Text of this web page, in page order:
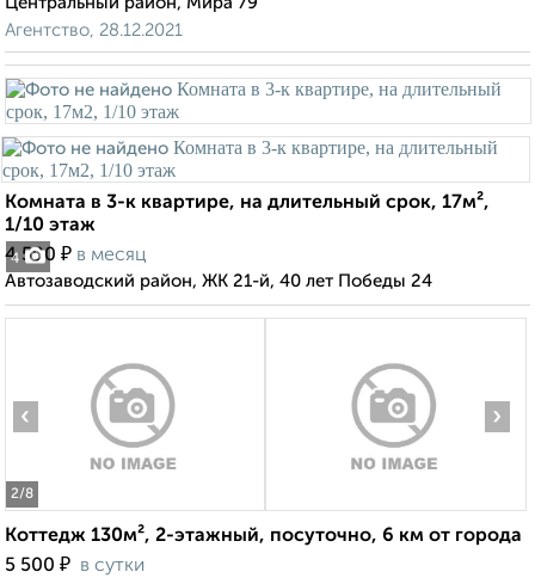
Агентство, 28.12.2021
4
Комната в 3-к квартире, на длительный срок, 17м²,
1/10 этаж
4 500 ₽ в месяц
Автозаводский район, ЖК 21-й, 40 лет Победы 24
2/8
‹ ›
Коттедж 130м², 2-этажный, посуточно, 6 км от города
5 500 ₽ в сутки